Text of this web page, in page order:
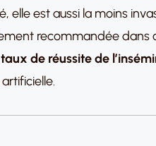
est aussi la moins
recommandée
de réussite de